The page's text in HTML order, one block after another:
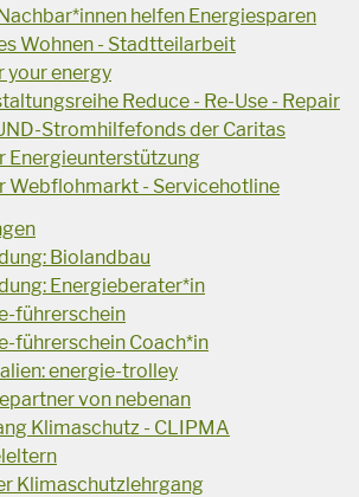
helfen Energiesparen
Wohnen - Stadtteilarbeit
your energy
Reduce - Re-Use - Repair
Stromhilfefonds der Caritas
Energieunterstützung
Webflohmarkt - Servicehotline
Biolandbau
Energieberater*in
führerschein
führerschein Coach*in
energie-trolley
von nebenan
Klimaschutz - CLIPMA
Klimaschutzlehrgang